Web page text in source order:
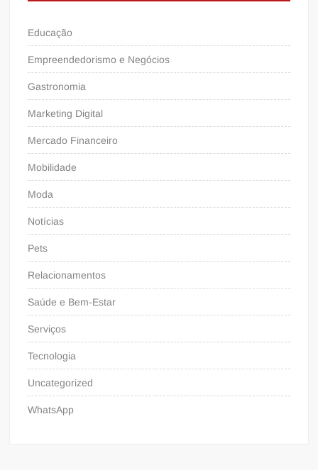
Educação
Empreendedorismo e Negócios
Gastronomia
Marketing Digital
Mercado Financeiro
Mobilidade
Moda
Notícias
Pets
Relacionamentos
Saúde e Bem-Estar
Serviços
Tecnologia
Uncategorized
WhatsApp